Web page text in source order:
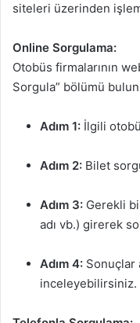
siteleri üzerinden
Online Sorgulama:
Otobüs firmalarının
Sorgula” bölümü
Adım 1: İlgili
Adım 2: Bilet
Adım 3: Gerekli
adı vb.) girerek
Adım 4: Sonuçlar
inceleyebilirsiniz.